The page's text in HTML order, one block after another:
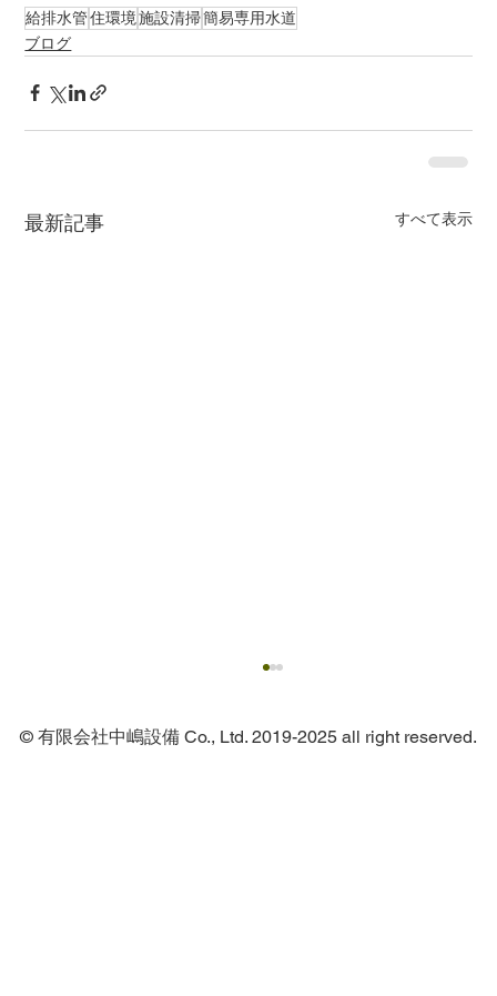
給排水管 住環境 施設清掃簡易専用水道
ブログ
最新記事 すべて表示
© 有限会社中嶋設備 Co., Ltd. 2019-2025 all right reserved.